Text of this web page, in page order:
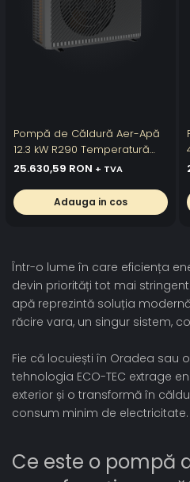
Pompă de Căldură Aer-Apă
12.3 kW R290 Temperatură
Înaltă - ECP123
25.630,59 RON + TVA
Adauga in cos
Într-o lume în care eficiența
devin priorități tot mai
apă reprezintă soluția
răcire vara, un singur sistem,
Fie că locuiești în Oradea sau
tehnologia ECO-TEC extrage
exterior și o transformă în
consum minim de electricitate.
Ce este o pompă